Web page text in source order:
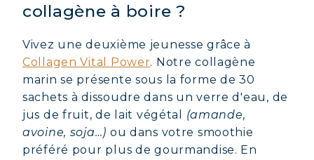
collagène à boire ?
Vivez une deuxième jeunesse grâce à
Collagen Vital Power. Notre collagène
marin se présente sous la forme de 30
sachets à dissoudre dans un verre d'eau, de
jus de fruit, de lait végétal (amande,
avoine, soja…) ou dans votre smoothie
préféré pour plus de gourmandise. En